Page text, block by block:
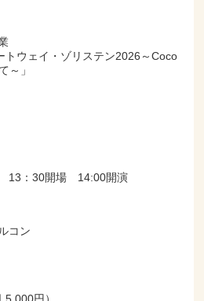
トウェイ・ゾリステン2026～Coco
～」
13：30開場 14:00開演
コン